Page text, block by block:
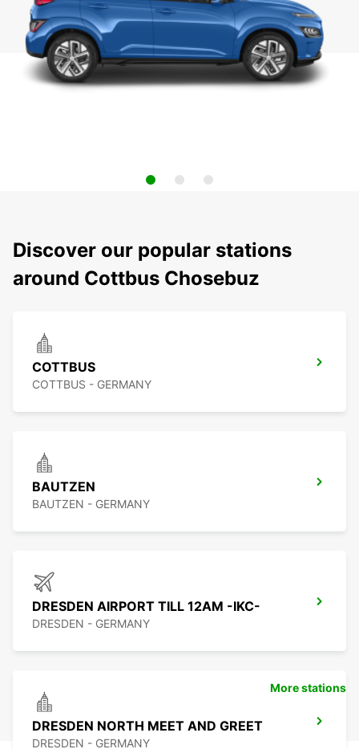
Discover our popular stations
around Cottbus Chosebuz
COTTBUS
COTTBUS - GERMANY
BAUTZEN
BAUTZEN - GERMANY
DRESDEN AIRPORT TILL 12AM -IKC-
DRESDEN - GERMANY
DRESDEN NORTH MEET AND GREET
DRESDEN - GERMANY
More stations